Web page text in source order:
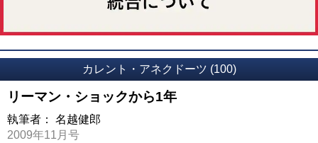
カレント・アネクドーツ (100)
リーマン・ショックから1年
執筆者： 名越健郎
2009年11月号